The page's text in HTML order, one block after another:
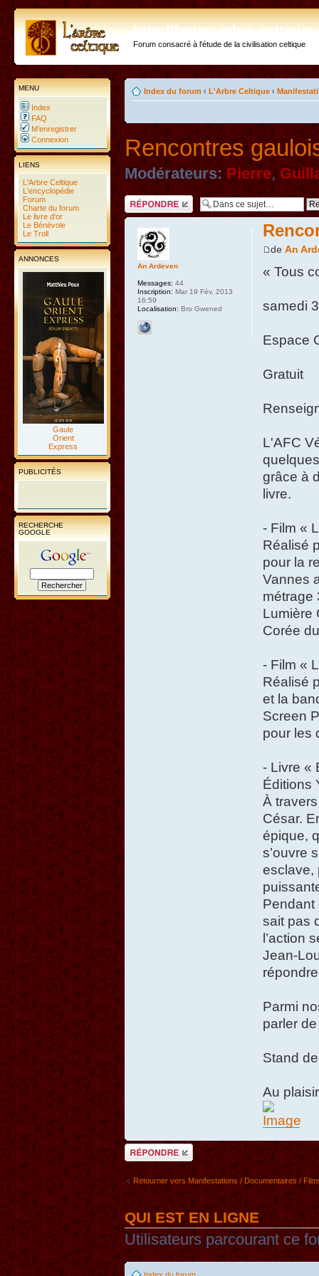
http://forum.arbre-
Forum consacré à l'étude de la civilisation celtique
MENU
Index
FAQ
M’enregistrer
Connexion
LIENS
L'Arbre Celtique
L'encyclopédie
Forum
Charte du forum
Le livre d'or
Le Bénévole
Le Troll
ANNONCES
Gaule
Orient
Express
PUBLICITÉS
RECHERCHE
GOOGLE
Index du forum ‹ L'Arbre Celtique ‹
Rencontres
Modérateurs: Pierre,
Répondre
de An
« Tous
samedi
Espace
Gratuit
L'AFC
grâce à
livre.
- Film «
Réalisé
pour la
Vannes
métrage
Lumière
Corée
- Film «
Réalisé
et la
Screen
pour les
- Livre «
Éditions
À
César.
épique,
s’ouvre
esclave,
Pendant
sait pas
l’action
Jean-
Parmi
parler
Stand
Au
An Ardeven
Messages: 44
Inscription: Mar 19 Fév, 2013
16:59
Localisation: Bro Gwened
Répondre
Retourner vers Manifestations / Documentaires /
QUI EST EN LIGNE
Utilisateurs parcourant ce
Index du forum